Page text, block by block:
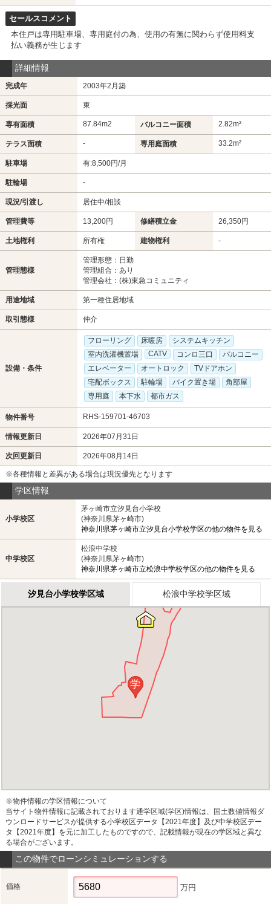
セールスコメント
本住戸は専用駐車場、専用庭付の為、使用の有無に関わらず使用料支
払い義務が生じます
詳細情報
完成年 2003年2月築
採光面 東
専有面積 87.84m2 バルコニー面積 2.82m²
テラス面積 - 専用庭面積 33.2m²
駐車場 有:8,500円/月
駐輪場 -
現況/引渡し 居住中/相談
管理費等 13,200円 修繕積立金 26,350円
土地権利 所有権 建物権利 -
管理態様
管理形態：日勤
管理組合：あり
管理会社：(株)東急コミュニティ
用途地域 第一種住居地域
取引態様 仲介
設備・条件
フローリング 床暖房
システムキッチン
室内洗濯機置場
CATV コンロ三口
バルコニー
エレベーター
オートロック
TVドアホン
宅配ボックス
駐輪場 バイク置き場
角部屋
専用庭
本下水 都市ガス
物件番号 RHS-159701-46703
情報更新日 2026年07月31日
次回更新日 2026年08月14日
※各種情報と差異がある場合は現況優先となります
学区情報
小学校区
茅ヶ崎市立汐見台小学校
(神奈川県茅ヶ崎市)
神奈川県茅ヶ崎市立汐見台小学校学区の他の物件を見る
中学校区
松浪中学校
(神奈川県茅ヶ崎市)
神奈川県茅ヶ崎市立松浪中学校学区の他の物件を見る
汐見台小学校学区域 松浪中学校学区域
学
※物件情報の学区情報について
当サイト物件情報に記載されております通学区域(学区)情報は、国土数値情報ダ
ウンロードサービスが提供する小学校区データ【2021年度】及び中学校区デー
タ【2021年度】を元に加工したものですので、記載情報が現在の学区域と異な
る場合がございます。
この物件でローンシミュレーションする
価格 万円